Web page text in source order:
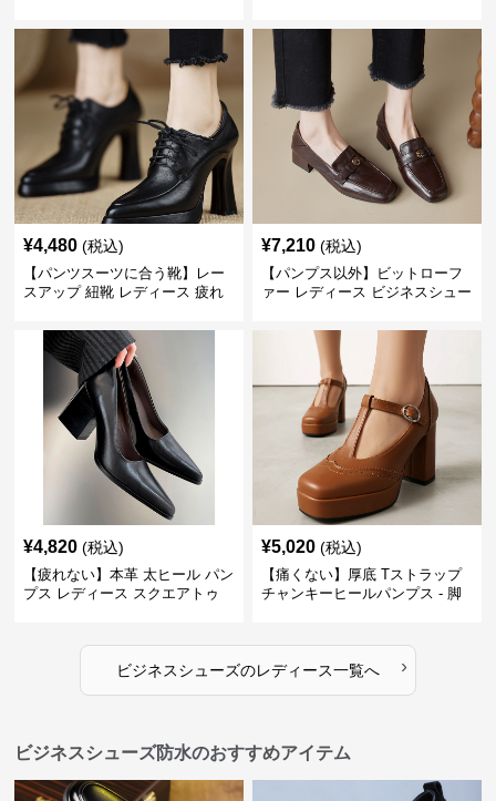
ーツ スクエアトゥ 歩きやすい
ジュアル パンプス以外
¥4,480 (税込)
【パンツスーツに合う靴】レー
スアップ 紐靴 レディース 疲れ
ビジネスシューズ
¥7,210 (税込)
【パンプス以外】ビットローフ
ァー レディース ビジネスシュー
トゥ 疲れない スーツ
¥4,820 (税込)
【疲れない】本革 太ヒール パン
プス レディース スクエアトゥ
¥5,020 (税込)
【痛くない】厚底 Tストラップ
チャンキーヒールパンプス - 脚
ビジネスシューズのレディース一覧へ ›
ビジネスシューズ防水のおすすめアイテム